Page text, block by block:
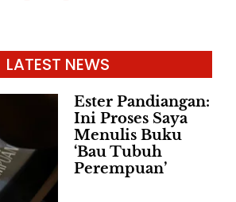
LATEST NEWS
Ester Pandiangan:
Ini Proses Saya
Menulis Buku
‘Bau Tubuh
Perempuan’